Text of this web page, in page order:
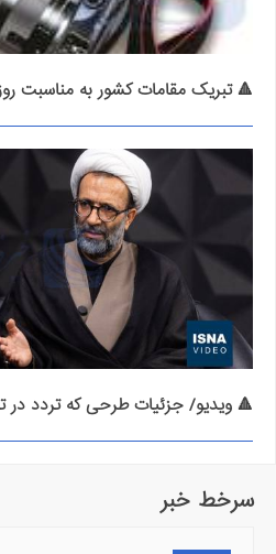
🔺 تبریک مقامات کشور به مناسبت
🔺 ویدیو/ جزئیات طرحی که تردد در
سرخط خبر